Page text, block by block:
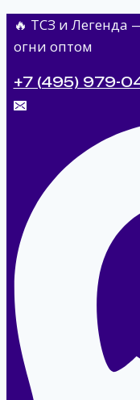
Перейти
🔥 ТСЗ и Легенда
огни оптом
+7 (495) 979-